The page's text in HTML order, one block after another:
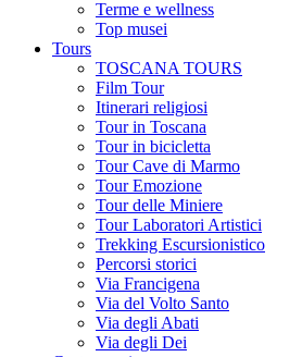
Terme e wellness
Top musei
Tours
TOSCANA TOURS
Film Tour
Itinerari religiosi
Tour in Toscana
Tour in bicicletta
Tour Cave di Marmo
Tour Emozione
Tour delle Miniere
Tour Laboratori Artistici
Trekking Escursionistico
Percorsi storici
Via Francigena
Via del Volto Santo
Via degli Abati
Via degli Dei